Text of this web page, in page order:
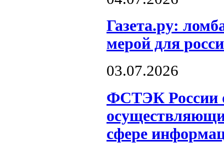
Газета.ру:
мерой для
03.07.2026
ФСТЭК России
сфере